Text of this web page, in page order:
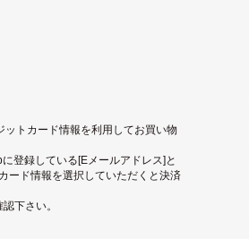
トカード情報を利用してお買い物
登録している[Eメールアドレス]と
ード情報を選択していただくと決済
下さい。